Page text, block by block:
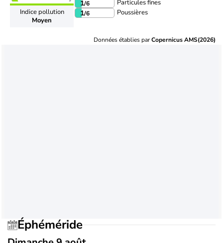
Indice pollution
Moyen
1/6 Particules fines
1/6 Poussières
Données établies parCopernicus AMS(2026)
Éphéméride